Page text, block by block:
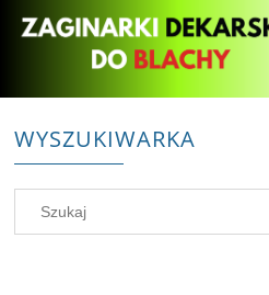
WYSZUKIWARKA